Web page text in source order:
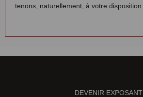
tenons, naturellement, à votre disposition.
DEVENIR EXPOSANT